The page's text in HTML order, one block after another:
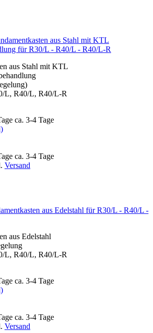
aus Stahl mit KTL
für R30/L - R40/L - R40/L-R
aus Stahl mit KTL
L, R40/L, R40/L-R
ca. 3-4 Tage
ca. 3-4 Tage
Versand
aus Edelstahl für R30/L - R40/L -
aus Edelstahl
L, R40/L, R40/L-R
ca. 3-4 Tage
ca. 3-4 Tage
Versand